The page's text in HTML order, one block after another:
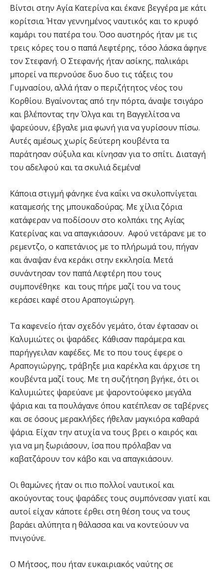
Βίντσι στην Αγία Κατερίνα και έκανε βεγγέρα με κάτι
κορίτσια. Ήταν γεννημένος ναυτικός και το κρυφό
καμάρι του πατέρα του. Όσο αυστηρός ήταν με τις
τρεις κόρες του ο παπά Λεφτέρης, τόσο λάσκα άφηνε
τον Στεφανή. Ο Στεφανής ήταν ασίκης, παλικάρι
μπορεί να περνούσε δυο δυο τις τάξεις του
Γυμνασίου, αλλά ήταν ο περιζήτητος νέος του
Κορθίου. Βγαίνοντας από την πόρτα, άναψε τσιγάρο
και βλέποντας την Όλγα και τη Βαγγελίτσα να
ψαρεύουν, έβγαλε μια φωνή για να γυρίσουν πίσω.
Αυτές αμέσως χωρίς δεύτερη κουβέντα τα
παράτησαν σύξυλα και κίνησαν για το σπίτι. Διαταγή
του αδελφού και τα σκυλιά δεμένα!
Κάποια στιγμή φάνηκε ένα καΐκι να σκυλοπνίγεται
καταμεσής της μπουκαδούρας. Με χίλια ζόρια
κατάφεραν να ποδίσουν στο κολπάκι της Αγίας
Κατερίνας και να απαγκιάσουν. Αφού νετάρανε με το
ρεμεντζο, ο καπετάνιος με το πλήρωμά του, πήγαν
και άναψαν ένα κεράκι στην εκκλησία. Μετά
συνάντησαν τον παπά Λεφτέρη που τους
συμπονέθηκε και τους πήρε μαζί του να τους
κεράσει καφέ στου Αραπογιώργη.
Τα καφενείο ήταν σχεδόν γεμάτο, όταν έφτασαν οι
Καλυμιώτες οι ψαράδες. Κάθισαν παράμερα και
παρήγγειλαν καφέδες. Με το που τους έφερε ο
Αραπογιώργης, τράβηξε μια καρέκλα και άρχισε τη
κουβέντα μαζί τους. Με τη συζήτηση βγήκε, ότι οι
Καλυμιώτες ψαρεύανε με ψαροντούφεκο μεγάλα
ψάρια και τα πουλάγανε όπου κατέπλεαν σε ταβέρνες
και σε όσους μερακλήδες ήθελαν μαγκιόρα καθαρά
ψάρια. Είχαν την ατυχία να τους βρει ο καιρός και
για να μη ξωριάσουν, ίσα που πρόλαβαν να
καβατζάρουν τον κάβο και να απαγκιάσουν.
Οι θαμώνες ήταν οι πιο πολλοί ναυτικοί και
ακούγοντας τους ψαράδες τους συμπόνεσαν γιατί και
αυτοί είχαν κάποτε έρθει στη θέση τους να τους
βαράει αλύπητα η θάλασσα και να κοντεύουν να
πνιγούνε.
Ο Μήτσος, που ήταν ευκαιριακός ναύτης σε